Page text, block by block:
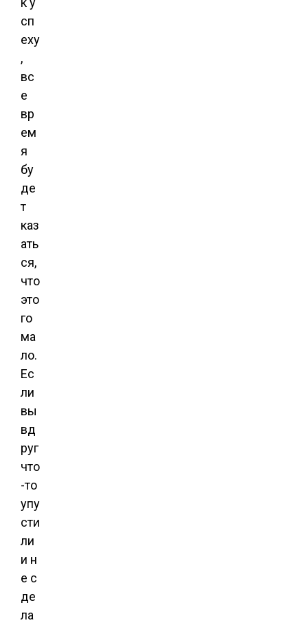
сп
еху
,
вс
е
вр
ем
я
бу
де
т
каз
ать
ся,
что
это
го
ма
ло.
Ес
ли
вы
вд
руг
что
-то
упу
сти
ли
и н
е с
де
ла